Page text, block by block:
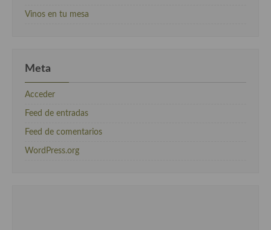
Vinos en tu mesa
Meta
Acceder
Feed de entradas
Feed de comentarios
WordPress.org